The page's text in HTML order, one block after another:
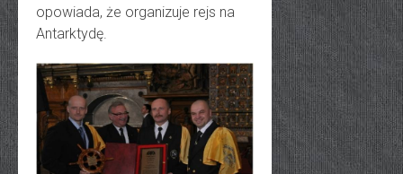
opowiada, że organizuje rejs na
Antarktydę.